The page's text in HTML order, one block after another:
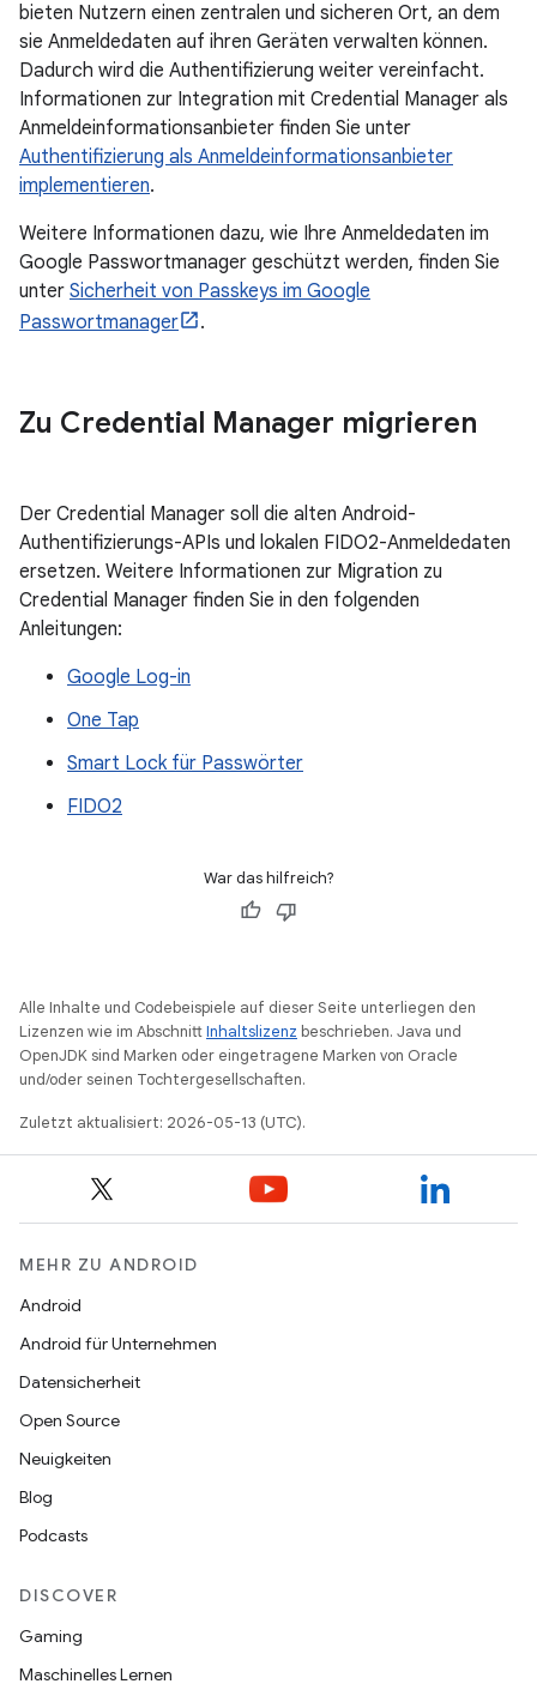
bieten Nutzern einen zentralen und sicheren Ort, an dem
sie Anmeldedaten auf ihren Geräten verwalten können.
Dadurch wird die Authentifizierung weiter vereinfacht.
Informationen zur Integration mit Credential Manager als
Anmeldeinformationsanbieter finden Sie unter
Authentifizierung als Anmeldeinformationsanbieter
implementieren.
Weitere Informationen dazu, wie Ihre Anmeldedaten im
Google Passwortmanager geschützt werden, finden Sie
unter Sicherheit von Passkeys im Google
Passwortmanager
.
Zu Credential Manager migrieren
Der Credential Manager soll die alten Android-
Authentifizierungs-APIs und lokalen FIDO2-Anmeldedaten
ersetzen. Weitere Informationen zur Migration zu
Credential Manager finden Sie in den folgenden
Anleitungen:
Google Log-in
One Tap
Smart Lock für Passwörter
FIDO2
War das hilfreich?
Alle Inhalte und Codebeispiele auf dieser Seite unterliegen den
Lizenzen wie im AbschnittInhaltslizenz beschrieben. Java und
OpenJDK sind Marken oder eingetragene Marken von Oracle
und/oder seinen Tochtergesellschaften.
Zuletzt aktualisiert: 2026-05-13 (UTC).
MEHR ZU ANDROID
Android
Android für Unternehmen
Datensicherheit
Open Source
Neuigkeiten
Blog
Podcasts
DISCOVER
Gaming
Maschinelles Lernen